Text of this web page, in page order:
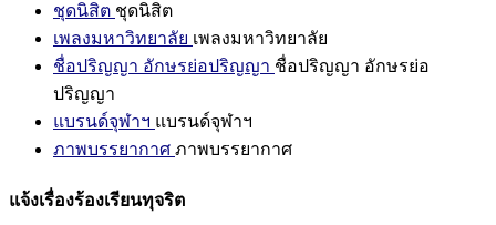
ชุดนิสิต ชุดนิสิต
เพลงมหาวิทยาลัย เพลงมหาวิทยาลัย
ชื่อปริญญา อักษรย่อปริญญา ชื่อปริญญา อักษรย่อ
ปริญญา
แบรนด์จุฬาฯ แบรนด์จุฬาฯ
ภาพบรรยากาศ ภาพบรรยากาศ
แจ้งเรื่องร้องเรียนทุจริต